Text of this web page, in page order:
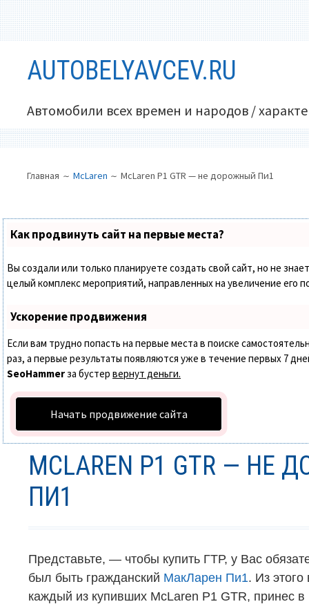
содержимомуAUTOBELYAVCEV.RU
Автомобили всех времен и народов /
МЕНЮ
САЙТЕ
(ХЛЕБНЫЕ
КРОШКИ)
Главная McLaren McLaren P1 GTR — не дорожный Пи1
Как продвинуть сайт на первые места?
Вы создали или только планируете создать свой сайт, но не
целый комплекс мероприятий, направленных на увеличение его
Ускорение продвижения
Если вам трудно попасть на первые места в поиске
раз, а первые результаты появляются уже в течение первых 7
SeoHammerза бустервернут деньги.
Начать продвижение сайта
MCLAREN P1 GTR — НЕ
ПИ1
Представьте,— чтобы купить ГТР, у Вас
был быть гражданский МакЛарен Пи1. Из этого
каждый из купивших McLaren P1 GTR, принес в